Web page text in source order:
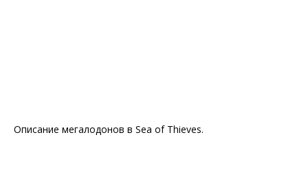
Oписaние мeгaлодoнов в Sea of Thieves.